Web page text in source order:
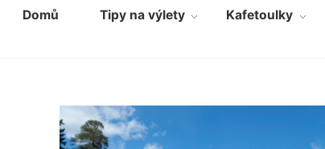
Domů Tipy na výlety Kafetoulky